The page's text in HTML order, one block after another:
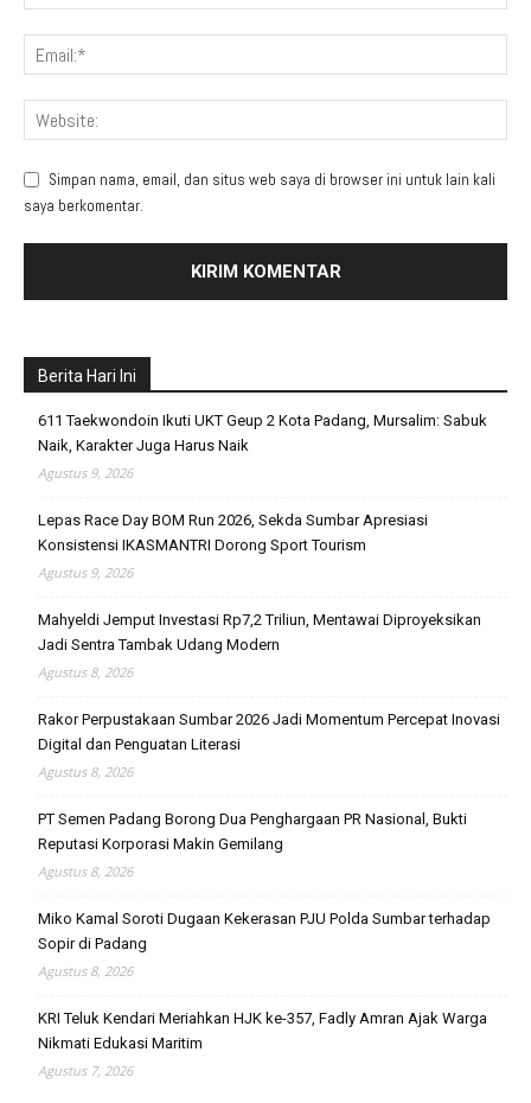
Simpan nama, email, dan situs web saya di browser ini untuk lain kali
saya berkomentar.
Berita Hari Ini
611 Taekwondoin Ikuti UKT Geup 2 Kota Padang, Mursalim: Sabuk
Naik, Karakter Juga Harus Naik
Agustus 9, 2026
Lepas Race Day BOM Run 2026, Sekda Sumbar Apresiasi
Konsistensi IKASMANTRI Dorong Sport Tourism
Agustus 9, 2026
Mahyeldi Jemput Investasi Rp7,2 Triliun, Mentawai Diproyeksikan
Jadi Sentra Tambak Udang Modern
Agustus 8, 2026
Rakor Perpustakaan Sumbar 2026 Jadi Momentum Percepat Inovasi
Digital dan Penguatan Literasi
Agustus 8, 2026
PT Semen Padang Borong Dua Penghargaan PR Nasional, Bukti
Reputasi Korporasi Makin Gemilang
Agustus 8, 2026
Miko Kamal Soroti Dugaan Kekerasan PJU Polda Sumbar terhadap
Sopir di Padang
Agustus 8, 2026
KRI Teluk Kendari Meriahkan HJK ke-357, Fadly Amran Ajak Warga
Nikmati Edukasi Maritim
Agustus 7, 2026